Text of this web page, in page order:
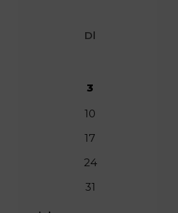
Dl
3
10
17
24
31